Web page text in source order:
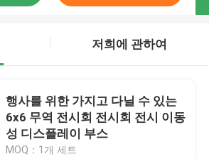
저희에 관하여
행사를 위한 가지고 다닐 수 있는
6x6 무역 전시회 전시회 전시 이동
성 디스플레이 부스
MOQ：1개 세트